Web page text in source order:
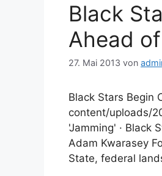
Black
Ahead
27. Mai 2013 von
Black Stars Begin
content/uploads/
'Jamming' · Black
Adam Kwarasey
State, federal